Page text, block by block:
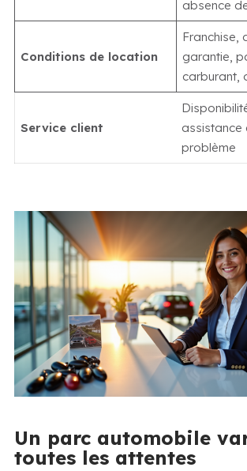
absence
Conditions de location
Franchise,
garantie,
carburant,
Service client
assistance
problème
Un parc automobile
toutes les attentes